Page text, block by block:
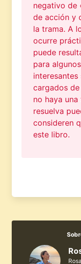
negativo de
de acción y
la trama. A
ocurre
puede
para
cargados
no haya
resuelva
consideren
este libro.